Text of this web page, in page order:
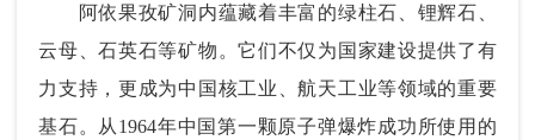
阿依果孜矿洞内蕴藏着丰富的绿柱石、锂辉石、
云母、石英石等矿物。它们不仅为国家建设提供了有
力支持，更成为中国核工业、航天工业等领域的重要
基石。从1964年中国第一颗原子弹爆炸成功所使用的